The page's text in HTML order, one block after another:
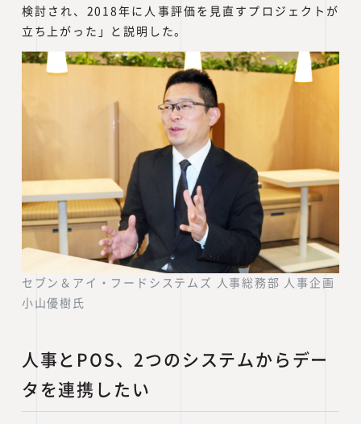
検討され、2018年に人事評価を見直すプロジェクトが
立ち上がった」と説明した。
セブン＆アイ・フードシステムズ 人事総務部 人事企画
小山優樹氏
人事とPOS、2つのシステムからデー
タを連携したい